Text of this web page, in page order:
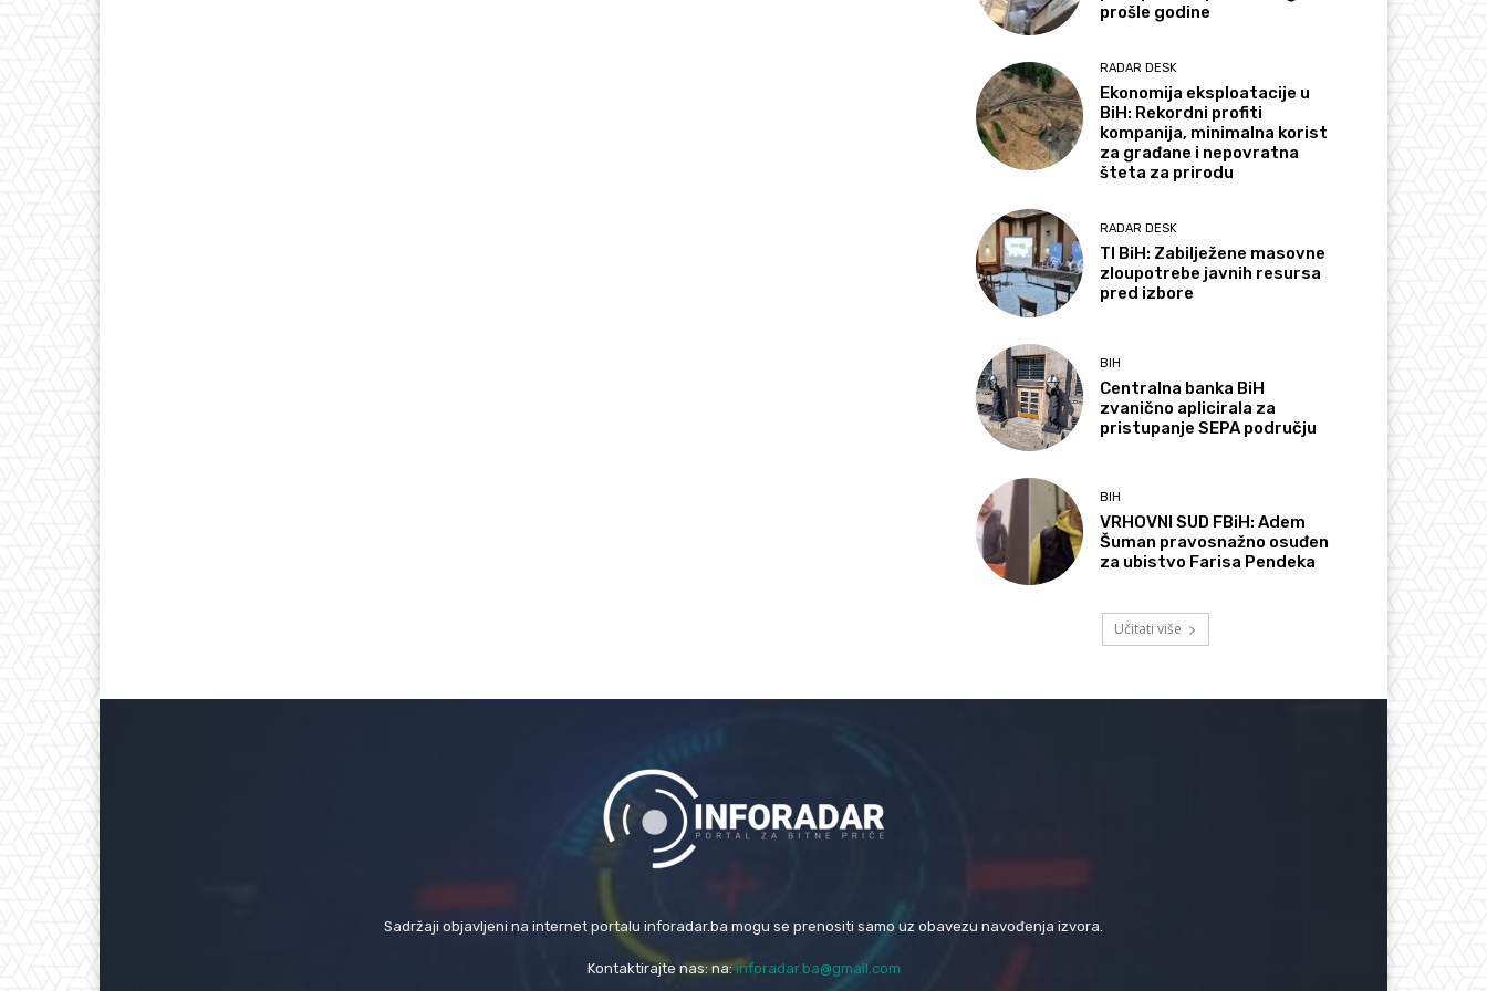
prošle godine
RADAR DESK
Ekonomija eksploatacije u
BiH: Rekordni profiti
kompanija, minimalna korist
za građane i nepovratna
šteta za prirodu
RADAR DESK
TI BiH: Zabilježene masovne
zloupotrebe javnih resursa
pred izbore
BIH
Centralna banka BiH
zvanično aplicirala za
pristupanje SEPA području
BIH
VRHOVNI SUD FBiH: Adem
Šuman pravosnažno osuđen
za ubistvo Farisa Pendeka
Učitati više
Sadržaji objavljeni na internet portalu inforadar.ba mogu se prenositi samo uz obavezu navođenja izvora.
Kontaktirajte nas: na:inforadar.ba@gmail.com